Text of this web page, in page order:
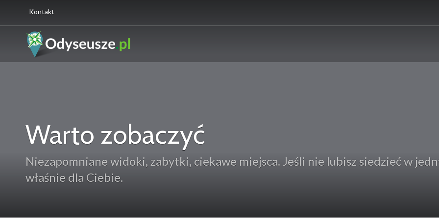
Kontakt
Warto zobaczyć
Niezapomniane widoki, zabytki, ciekawe miejsca. Jeśli nie lubisz siedzieć w
właśnie dla Ciebie.